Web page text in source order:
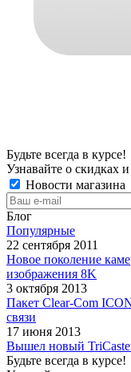
Будьте всегда в курсе!
Узнавайте о скидках
Новости магазина
Блог
Популярные
22 сентября 2011
Новое поколение
изображения 8K
3 октября 2013
Пакет Clear-Com
связи
17 июня 2013
Вышел новый
Будьте всегда в курсе!